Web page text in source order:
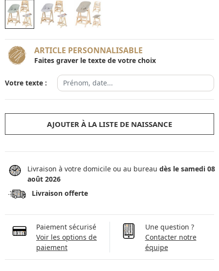
ARTICLE PERSONNALISABLE
Faites graver le texte de votre choix
Votre texte :
AJOUTER À LA LISTE DE NAISSANCE
Livraison à votre domicile ou au bureau dès le samedi 08
août 2026
Livraison offerte
Paiement sécurisé
Voir les options de
paiement
Une question ?
Contacter notre
équipe